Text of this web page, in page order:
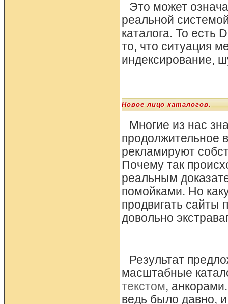
Это может
реальной
каталога. То есть
то, что ситуация
индексирование,
Новое лицо каталогов.
Многие из нас
продолжительное
рекламируют
Почему так
реальным
помойками. Но
продвигать сайты
довольно
Результат
масштабные
текстом,
ведь было давно,